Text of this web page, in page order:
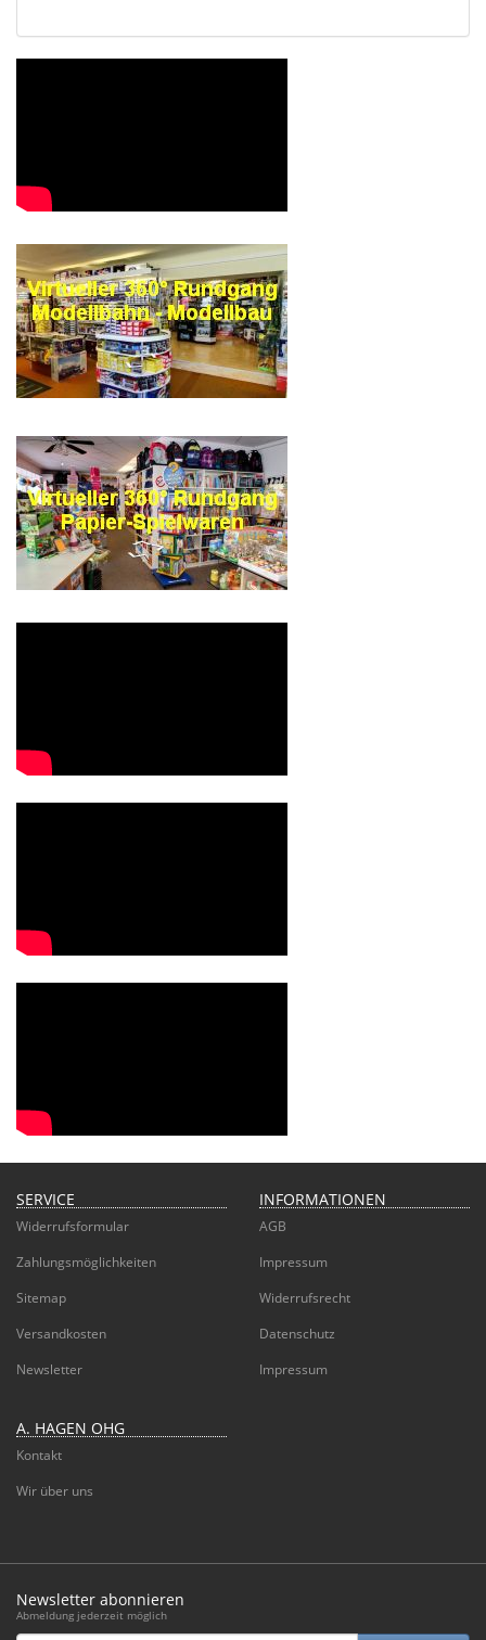
SERVICE
Widerrufsformular
Zahlungsmöglichkeiten
Sitemap
Versandkosten
Newsletter
INFORMATIONEN
AGB
Impressum
Widerrufsrecht
Datenschutz
Impressum
A. HAGEN OHG
Kontakt
Wir über uns
Newsletter abonnieren
Abmeldung jederzeit möglich